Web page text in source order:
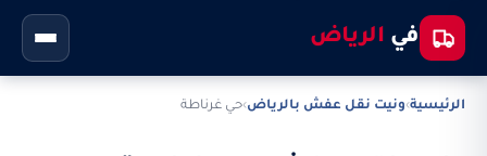
في الرياض
الرئيسية›ونيت نقل عفش بالرياض›حي غرناطة